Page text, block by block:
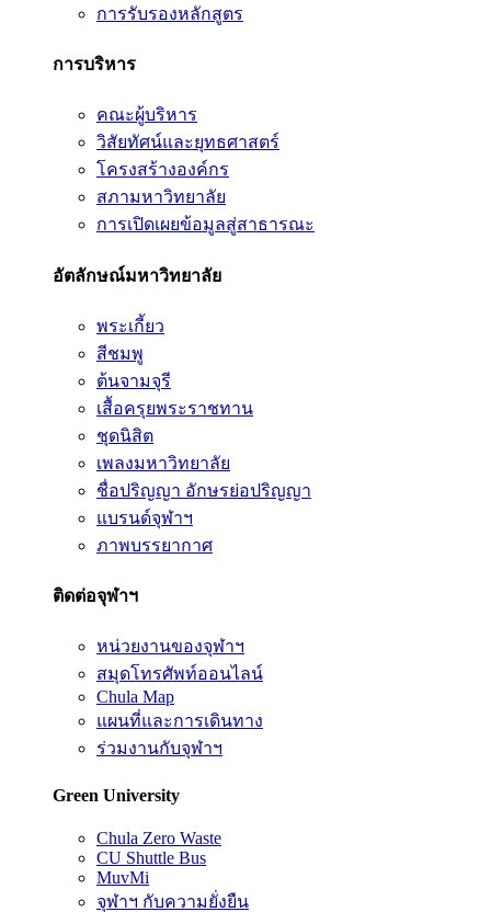
การรับรองหลักสูตร
การบริหาร
คณะผู้บริหาร
วิสัยทัศน์และยุทธศาสตร์
โครงสร้างองค์กร
สภามหาวิทยาลัย
การเปิดเผยข้อมูลสู่สาธารณะ
อัตลักษณ์มหาวิทยาลัย
พระเกี้ยว
สีชมพู
ต้นจามจุรี
เสื้อครุยพระราชทาน
ชุดนิสิต
เพลงมหาวิทยาลัย
ชื่อปริญญา อักษรย่อปริญญา
แบรนด์จุฬาฯ
ภาพบรรยากาศ
ติดต่อจุฬาฯ
หน่วยงานของจุฬาฯ
สมุดโทรศัพท์ออนไลน์
Chula Map
แผนที่และการเดินทาง
ร่วมงานกับจุฬาฯ
Green University
Chula Zero Waste
CU Shuttle Bus
MuvMi
จุฬาฯ กับความยั่งยืน